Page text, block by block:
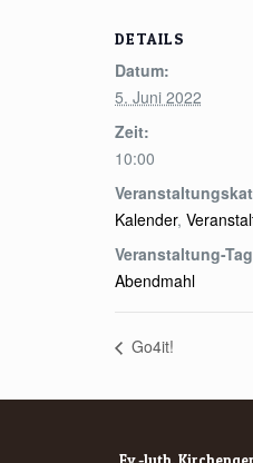
DETAILS
Datum:
5. Juni 2022
Zeit:
10:00
Kalender,
Veranstaltung-
Abendmahl
Go4it!
Ev.-luth.